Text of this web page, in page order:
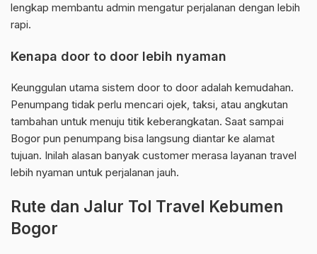
lengkap membantu admin mengatur perjalanan dengan lebih
rapi.
Kenapa door to door lebih nyaman
Keunggulan utama sistem door to door adalah kemudahan.
Penumpang tidak perlu mencari ojek, taksi, atau angkutan
tambahan untuk menuju titik keberangkatan. Saat sampai
Bogor pun penumpang bisa langsung diantar ke alamat
tujuan. Inilah alasan banyak customer merasa layanan travel
lebih nyaman untuk perjalanan jauh.
Rute dan Jalur Tol Travel Kebumen
Bogor